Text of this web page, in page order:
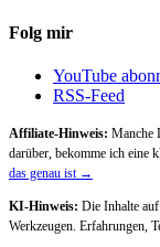
Folg mir
YouTube
RSS-Feed
Affiliate-Hinweis: Manche
darüber, bekomme ich eine
das genau ist →
KI-Hinweis: Die Inhalte
Werkzeugen. Erfahrungen,